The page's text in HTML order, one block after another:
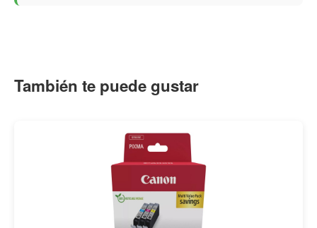
También te puede gustar